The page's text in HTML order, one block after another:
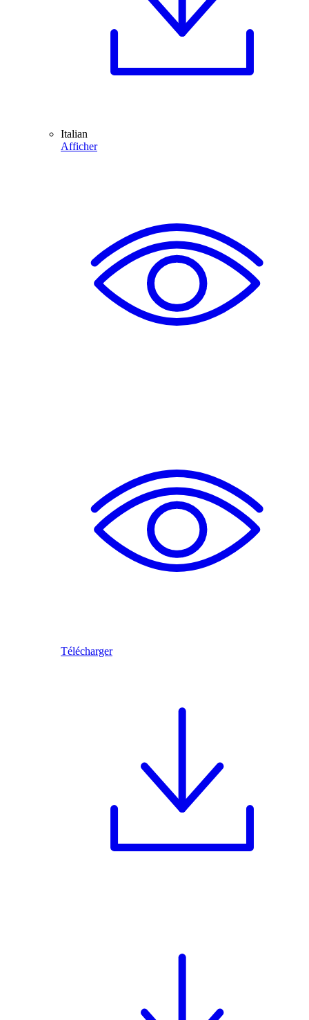
Italian
Afficher
Télécharger